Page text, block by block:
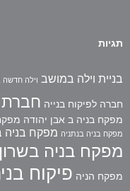
תגיות
בניית וילה במושב וילה
חברה לפיקוח בנייה חברת
מפקח בניה ב אבן יהודה
מפקח בניה בנתניה מפקח
מפקח בניה בשרון
מפקח הניה פיקוח